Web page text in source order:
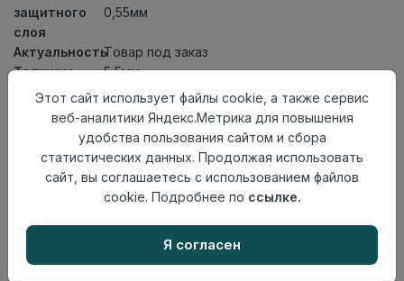
защитного
слоя
0,55мм
АктуальностьТовар под заказ
Толщина
5,5мм
Размер
914x457мм
до +27 градусов
укладки
Замковый метод
4-х сторонняя фаска
происхождения
Осталось568 упак
Этот сайт использует файлы cookie, а также сервис
веб-аналитики Яндекс.Метрика для повышения
удобства пользования сайтом и сбора
статистических данных. Продолжая использовать
сайт, вы соглашаетесь с использованием файлов
cookie. Подробнее по ссылке.
Я согласен